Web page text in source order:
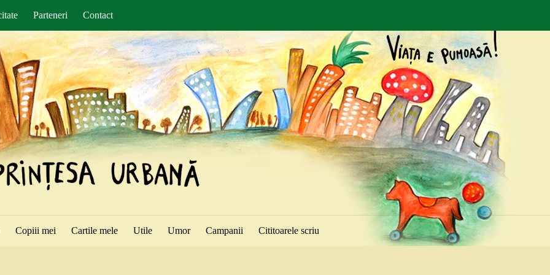
Parteneri Contact
Copiii mei Cartile mele Utile Umor Campanii Cititoarele scriu